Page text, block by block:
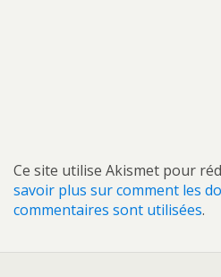
Ce site utilise Akismet pour
savoir plus sur comment les
commentaires sont utilisées.